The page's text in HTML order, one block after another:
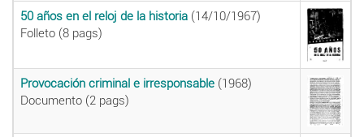
50 años en el reloj de la historia (14/10/1967)
Folleto (8 pags)
Provocación criminal e irresponsable (1968)
Documento (2 pags)